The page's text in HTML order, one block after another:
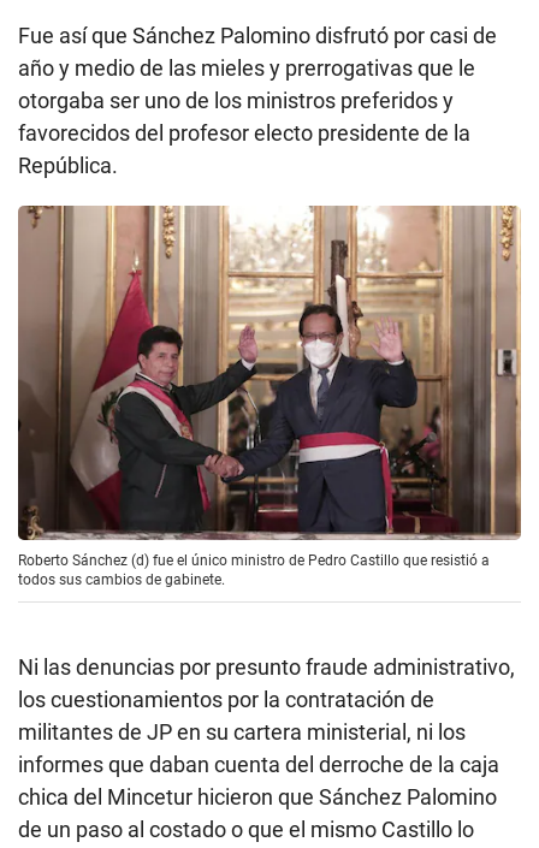
Fue así que Sánchez Palomino disfrutó por casi de
año y medio de las mieles y prerrogativas que le
otorgaba ser uno de los ministros preferidos y
favorecidos del profesor electo presidente de la
República.
Roberto Sánchez (d) fue el único ministro de Pedro Castillo que resistió a
todos sus cambios de gabinete.
Ni las denuncias por presunto fraude administrativo,
los cuestionamientos por la contratación de
militantes de JP en su cartera ministerial, ni los
informes que daban cuenta del derroche de la caja
chica del Mincetur hicieron que Sánchez Palomino
de un paso al costado o que el mismo Castillo lo